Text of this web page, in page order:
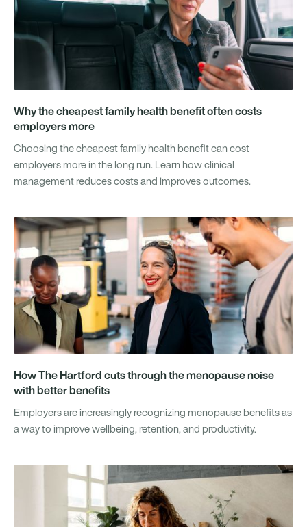
Why the cheapest family health benefit often costs
employers more
Choosing the cheapest family health benefit can cost
employers more in the long run. Learn how clinical
management reduces costs and improves outcomes.
How The Hartford cuts through the menopause noise
with better benefits
Employers are increasingly recognizing menopause benefits as
a way to improve wellbeing, retention, and productivity.